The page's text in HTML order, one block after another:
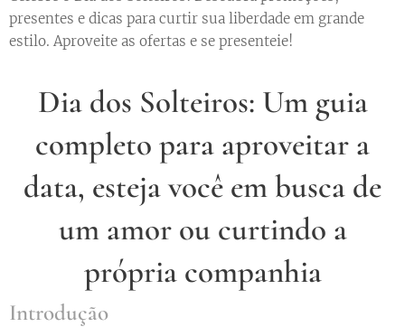
presentes e dicas para curtir sua liberdade em grande
estilo. Aproveite as ofertas e se presenteie!
Dia dos Solteiros: Um guia
completo para aproveitar a
data, esteja você em busca de
um amor ou curtindo a
própria companhia
Introdução